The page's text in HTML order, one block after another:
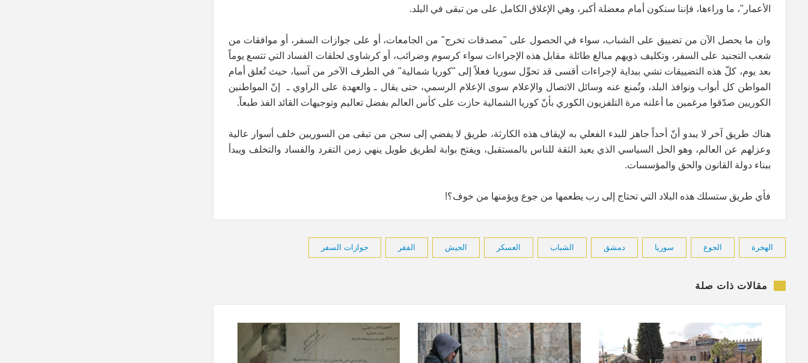
الأعمار"، ما وراءها، فإننا سنكون أمام معضلة أكبر، وهي الإغلاق الكامل على من تبقى في البلد.
وان ما يحصل الآن من تضييق على الشباب، سواء في الحصول على "مصدقات تخرج" من الجامعات، أو على جوازات السفر، أو موافقات من
شعب التجنيد على السفر، وتكليف ذويهم مبالغ طائلة مقابل هذه الإجراءات سواء كرسوم وضرائب، أو كرشاوى لحلقات الفساد التي تتسع يوماً
بعد يوم، كلّ هذه التضييقات تشي ببداية لإجراءات أقسى قد تحوِّل سوريا فعلاً إلى "كوريا شمالية" في الطرف الآخر من آسيا، حيث تُغلق أمام
المواطن كل أبواب ونوافذ البلد، وتُمنع عنه وسائل الاتصال والإعلام سوى الإعلام الرسمي، حتى يقال ـ والعهدة على الراوي ـ إنّ المواطنين
الكوريين صدّقوا مرغمين ما أعلنه مرة التلفزيون الكوري بأنّ كوريا الشمالية حازت على كأس العالم بفضل تعاليم وتوجيهات القائد الفذ طبعاً.
هناك طريق آخر لا يبدو أنّ أحداً جاهز للبدء الفعلي به لإيقاف هذه الكارثة، طريق لا يفضي إلى سجن من تبقى من السوريين خلف أسوار عالية
وعزلهم عن العالم، وهو الحل السياسي الذي يعيد الثقة للناس بالمستقبل، ويفتح بوابة لطريق طويل ينهي زمن التفرد والفساد والتخلف ويبدأ
ببناء دولة القانون والحق والمؤسسات.
فأي طريق ستسلك هذه البلاد التي تحتاج إلى رب يطعمها من جوع ويؤمنها من خوف؟!
الهجرة الجوع سوريا دمشق الشباب العسكر الجيش الفقر جوازات السفر
مقالات ذات صلة